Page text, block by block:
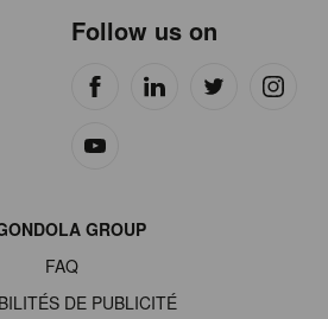
Follow us on
GROUP
FAQ
DE PUBLICITÉ